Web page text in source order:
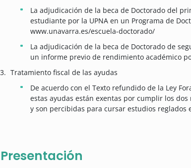
La adjudicación de la beca de Doctorado del
estudiante por la UPNA en un Programa de
www.unavarra.es/escuela-doctorado/
La adjudicación de la beca de Doctorado de
un informe previo de rendimiento académico
Tratamiento fiscal de las ayudas
De acuerdo con el Texto refundido de la Ley
estas ayudas están exentas por cumplir los
y son percibidas para cursar estudios reglados
Presentación